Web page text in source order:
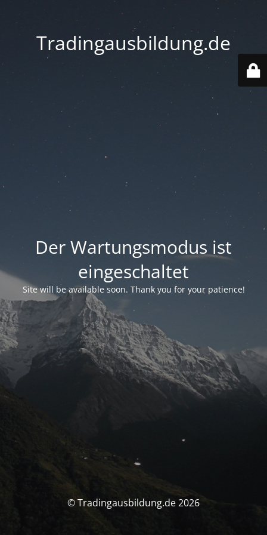
Tradingausbildung.de
Der Wartungsmodus ist
eingeschaltet
Site will be available soon. Thank you for your patience!
© Tradingausbildung.de 2026